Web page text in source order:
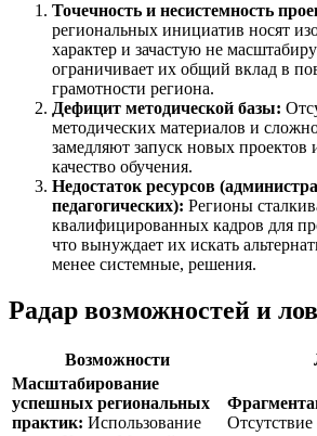
Точечность и несистемность
региональных инициатив носят
характер и зачастую не
ограничивает их общий вклад в
грамотности региона.
Дефицит методической базы:
методических материалов и
замедляют запуск новых проектов
качество обучения.
Недостаток ресурсов
педагогических): Регионы
квалифицированных кадров для
что вынуждает их искать
менее системные, решения.
Радар возможностей и
Возможности
Масштабирование
успешных региональных
практик: Использование